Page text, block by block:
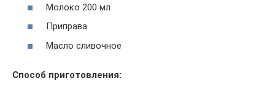
Молоко 200 мл
Приправа
Масло сливочное
Способ приготовления: